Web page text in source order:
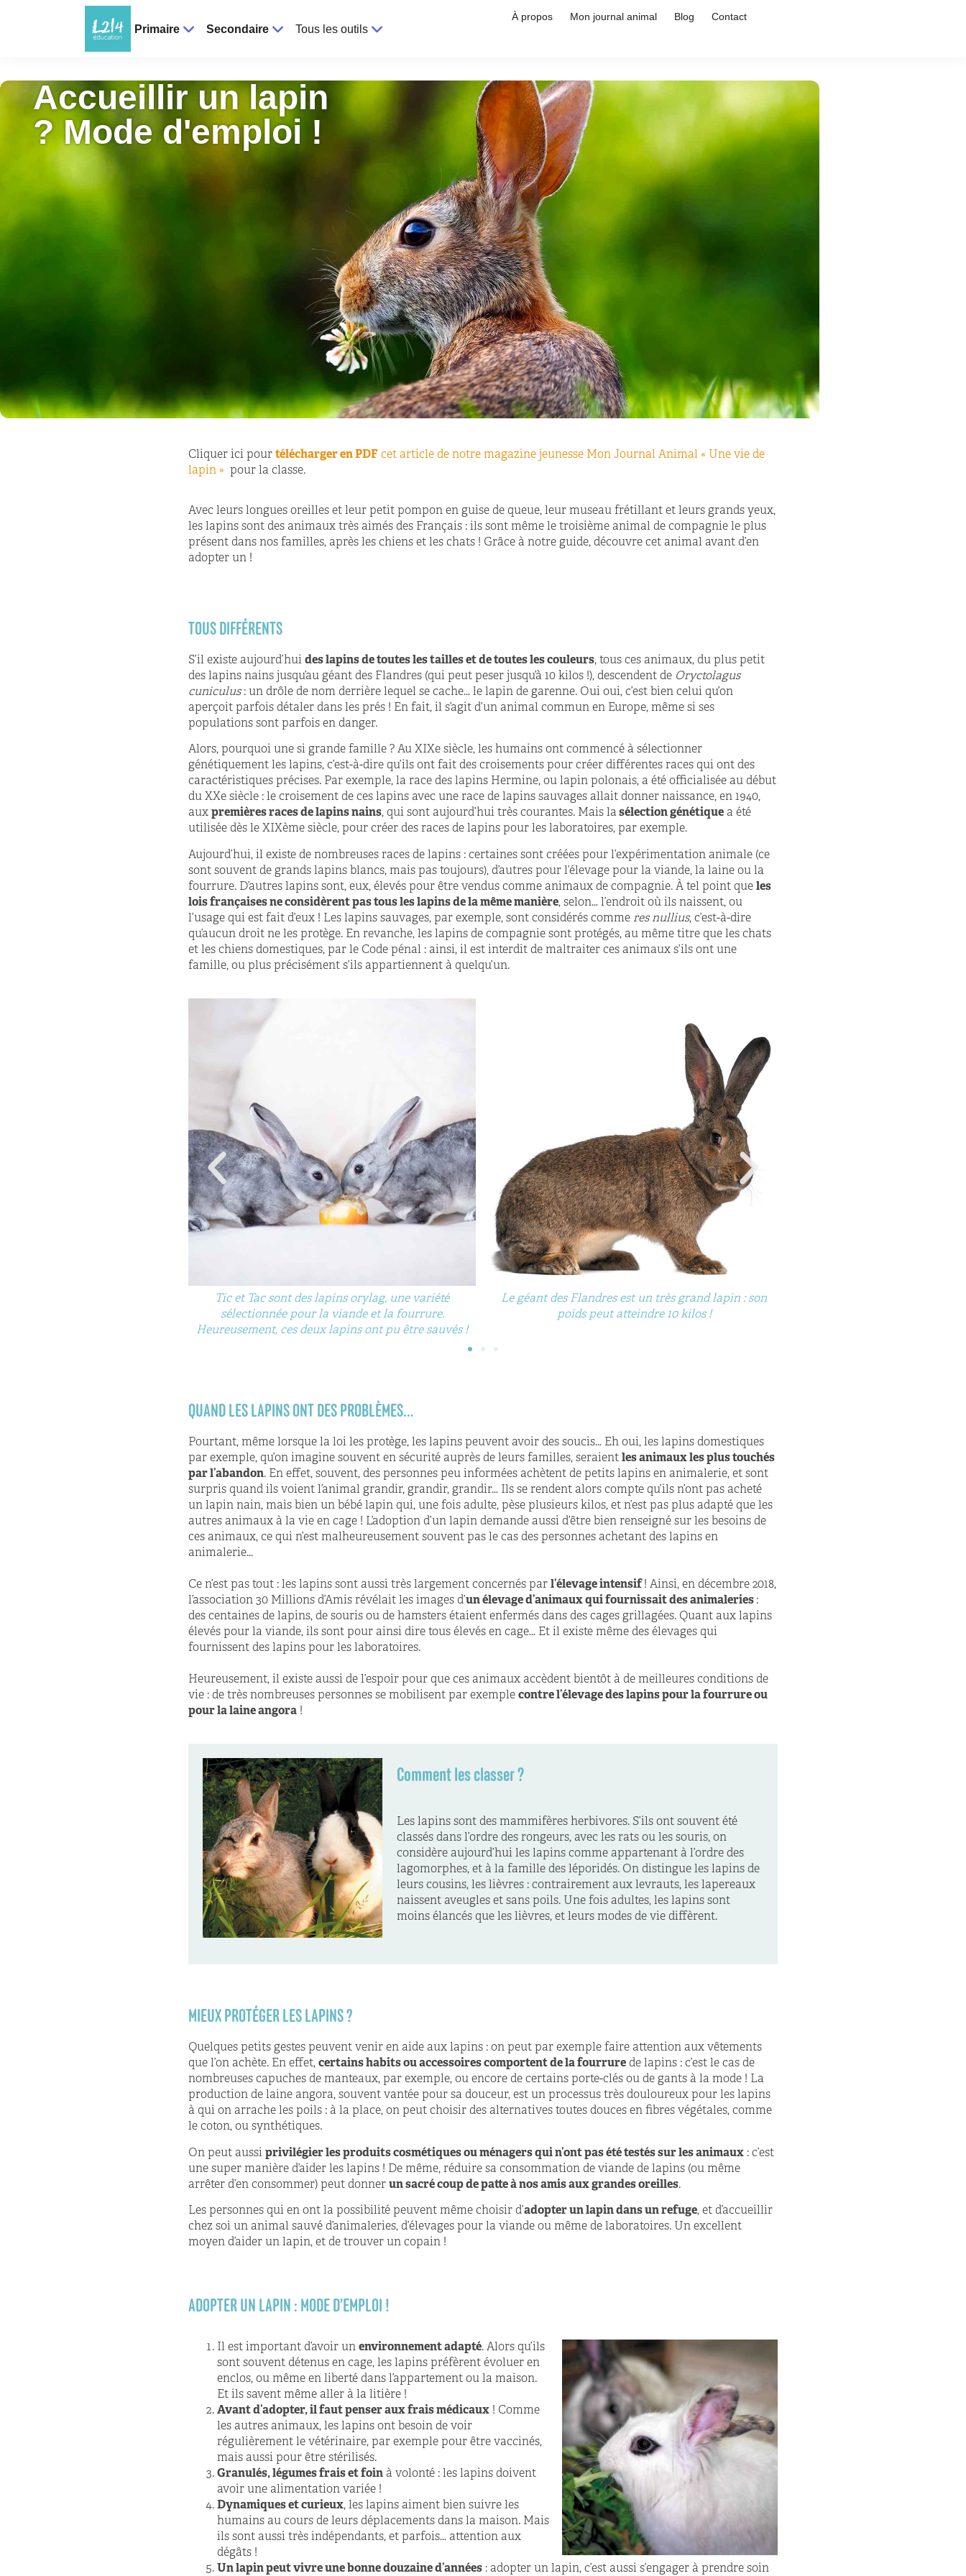
Primaire Secondaire Tous les outils
À propos Mon journal animal Blog Contact
Accueillir un lapin
? Mode d'emploi !
Cliquer ici pour télécharger en PDF cet article de notre magazine jeunesse Mon Journal Animal « Une vie de
lapin » pour la classe.
Avec leurs longues oreilles et leur petit pompon en guise de queue, leur museau frétillant et leurs grands yeux,
les lapins sont des animaux très aimés des Français : ils sont même le troisième animal de compagnie le plus
présent dans nos familles, après les chiens et les chats ! Grâce à notre guide, découvre cet animal avant d’en
adopter un !
TOUS DIFFÉRENTS
S’il existe aujourd’hui des lapins de toutes les tailles et de toutes les couleurs, tous ces animaux, du plus petit
des lapins nains jusqu’au géant des Flandres (qui peut peser jusqu’à 10 kilos !), descendent de Oryctolagus
cuniculus: un drôle de nom derrière lequel se cache… le lapin de garenne. Oui oui, c’est bien celui qu’on
aperçoit parfois détaler dans les prés ! En fait, il s’agit d’un animal commun en Europe, même si ses
populations sont parfois en danger.
Alors, pourquoi une si grande famille ? Au XIXe siècle, les humains ont commencé à sélectionner
génétiquement les lapins, c’est-à-dire qu’ils ont fait des croisements pour créer différentes races qui ont des
caractéristiques précises. Par exemple, la race des lapins Hermine, ou lapin polonais, a été officialisée au début
du XXe siècle : le croisement de ces lapins avec une race de lapins sauvages allait donner naissance, en 1940,
aux premières races de lapins nains, qui sont aujourd’hui très courantes. Mais la sélection génétique a été
utilisée dès le XIXème siècle, pour créer des races de lapins pour les laboratoires, par exemple.
Aujourd’hui, il existe de nombreuses races de lapins : certaines sont créées pour l’expérimentation animale (ce
sont souvent de grands lapins blancs, mais pas toujours), d’autres pour l’élevage pour la viande, la laine ou la
fourrure. D’autres lapins sont, eux, élevés pour être vendus comme animaux de compagnie. À tel point que les
lois françaises ne considèrent pas tous les lapins de la même manière, selon… l’endroit où ils naissent, ou
l’usage qui est fait d’eux ! Les lapins sauvages, par exemple, sont considérés comme res nullius, c’est-à-dire
qu’aucun droit ne les protège. En revanche, les lapins de compagnie sont protégés, au même titre que les chats
et les chiens domestiques, par le Code pénal : ainsi, il est interdit de maltraiter ces animaux s’ils ont une
famille, ou plus précisément s’ils appartiennent à quelqu’un.
Tic et Tac sont des lapins orylag, une variété
sélectionnée pour la viande et la fourrure.
Heureusement, ces deux lapins ont pu être sauvés !
Le géant des Flandres est un très grand lapin : son
poids peut atteindre 10 kilos !
QUAND LES LAPINS ONT DES PROBLÈMES…
Pourtant, même lorsque la loi les protège, les lapins peuvent avoir des soucis… Eh oui, les lapins domestiques
par exemple, qu’on imagine souvent en sécurité auprès de leurs familles, seraient les animaux les plus touchés
par l’abandon. En effet, souvent, des personnes peu informées achètent de petits lapins en animalerie, et sont
surpris quand ils voient l’animal grandir, grandir, grandir… Ils se rendent alors compte qu’ils n’ont pas acheté
un lapin nain, mais bien un bébé lapin qui, une fois adulte, pèse plusieurs kilos, et n’est pas plus adapté que les
autres animaux à la vie en cage ! L’adoption d’un lapin demande aussi d’être bien renseigné sur les besoins de
ces animaux, ce qui n’est malheureusement souvent pas le cas des personnes achetant des lapins en
animalerie…
Ce n’est pas tout : les lapins sont aussi très largement concernés par l’élevage intensif! Ainsi, en décembre 2018,
l’association 30 Millions d’Amis révélait les images d’un élevage d’animaux qui fournissait des animaleries :
des centaines de lapins, de souris ou de hamsters étaient enfermés dans des cages grillagées. Quant aux lapins
élevés pour la viande, ils sont pour ainsi dire tous élevés en cage… Et il existe même des élevages qui
fournissent des lapins pour les laboratoires.
Heureusement, il existe aussi de l’espoir pour que ces animaux accèdent bientôt à de meilleures conditions de
vie : de très nombreuses personnes se mobilisent par exemple contre l’élevage des lapins pour la fourrure ou
pour la laine angora !
Comment les classer ?
Les lapins sont des mammifères herbivores. S’ils ont souvent été
classés dans l’ordre des rongeurs, avec les rats ou les souris, on
considère aujourd’hui les lapins comme appartenant à l’ordre des
lagomorphes, et à la famille des léporidés. On distingue les lapins de
leurs cousins, les lièvres : contrairement aux levrauts, les lapereaux
naissent aveugles et sans poils. Une fois adultes, les lapins sont
moins élancés que les lièvres, et leurs modes de vie diffèrent.
MIEUX PROTÉGER LES LAPINS ?
Quelques petits gestes peuvent venir en aide aux lapins : on peut par exemple faire attention aux vêtements
que l’on achète. En effet, certains habits ou accessoires comportent de la fourrure de lapins : c’est le cas de
nombreuses capuches de manteaux, par exemple, ou encore de certains porte-clés ou de gants à la mode ! La
production de laine angora, souvent vantée pour sa douceur, est un processus très douloureux pour les lapins
à qui on arrache les poils : à la place, on peut choisir des alternatives toutes douces en fibres végétales, comme
le coton, ou synthétiques.
On peut aussi privilégier les produits cosmétiques ou ménagers qui n’ont pas été testés sur les animaux : c’est
une super manière d’aider les lapins ! De même, réduire sa consommation de viande de lapins (ou même
arrêter d’en consommer) peut donner un sacré coup de patte à nos amis aux grandes oreilles.
Les personnes qui en ont la possibilité peuvent même choisir d’adopter un lapin dans un refuge, et d’accueillir
chez soi un animal sauvé d’animaleries, d’élevages pour la viande ou même de laboratoires. Un excellent
moyen d’aider un lapin, et de trouver un copain !
ADOPTER UN LAPIN : MODE D’EMPLOI !
Il est important d’avoir un environnement adapté. Alors qu’ils
sont souvent détenus en cage, les lapins préfèrent évoluer en
enclos, ou même en liberté dans l’appartement ou la maison.
Et ils savent même aller à la litière !
Avant d’adopter, il faut penser aux frais médicaux ! Comme
les autres animaux, les lapins ont besoin de voir
régulièrement le vétérinaire, par exemple pour être vaccinés,
mais aussi pour être stérilisés.
Granulés, légumes frais et foin à volonté : les lapins doivent
avoir une alimentation variée !
Dynamiques et curieux, les lapins aiment bien suivre les
humains au cours de leurs déplacements dans la maison. Mais
ils sont aussi très indépendants, et parfois… attention aux
dégâts !
Un lapin peut vivre une bonne douzaine d’années : adopter un lapin, c’est aussi s’engager à prendre soin